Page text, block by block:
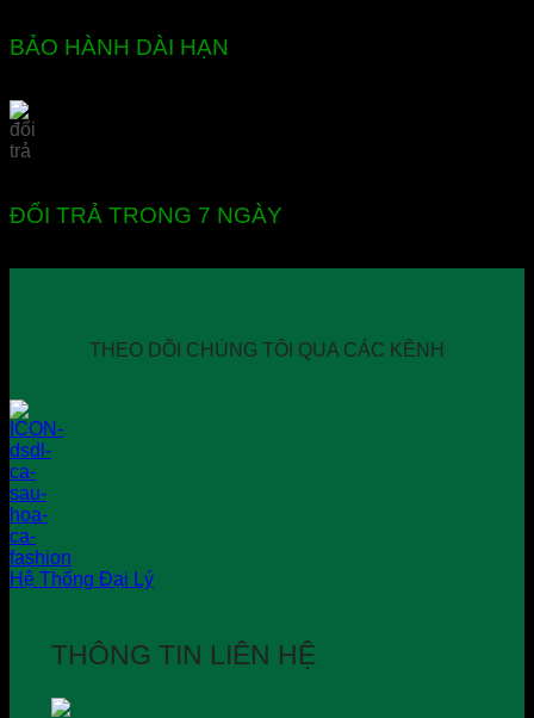
BẢO HÀNH DÀI HẠN
ĐỔI TRẢ TRONG 7 NGÀY
THEO DÕI CHÚNG TÔI QUA CÁC KÊNH
Hệ Thống Đại Lý
THÔNG TIN LIÊN HỆ